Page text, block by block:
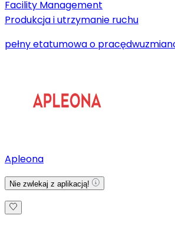
Facility Management
Produkcja i utrzymanie ruchu
pełny etatumowa o pracę
Apleona
Nie zwlekaj z aplikacją!